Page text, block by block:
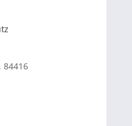
84416